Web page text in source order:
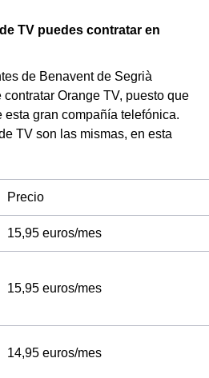
TV puedes contratar en
de Benavent de Segrià
Orange TV, puesto que
esta gran compañía telefónica.
TV son las mismas, en esta
Precio
15,95 euros/mes
15,95 euros/mes
14,95 euros/mes